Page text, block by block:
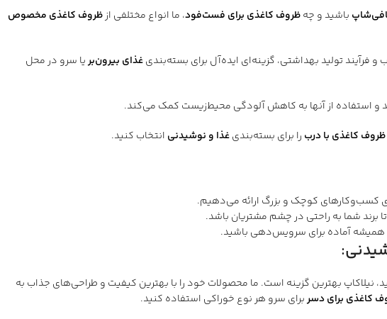
باشید و چهظروف کاغذی برای فست‌فود، ما انواع مختلفی ازظروف کاغذی مخصوص
فرآیند تولید بهداشتی، گزینه‌ای ایده‌آل برای بسته‌بندیغذای بیرون‌بریا سرو در محل
و استفاده از آنها به کاهش آلودگی محیط‌زیست کمک می‌کند.
ظروف کاغذی با درب را برای بسته‌بندیغذا و نوشیدنی انتخاب کنید.
کسب‌وکارهای کوچک و بزرگ ارائه می‌دهیم.
برند شما به راحتی در چشم مشتریان باشد.
همیشه آماده برای سرویس‌دهی باشید.
:
نیلاکاپ بهترین گزینه است. ما محصولات خود را با بهترین کیفیت و طراحی‌های جذاب به
کاغذی برای دسربرای سرو هر نوع خوراکی استفاده کنید.